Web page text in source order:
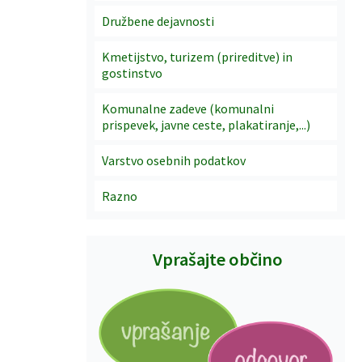
Družbene dejavnosti
Kmetijstvo, turizem (prireditve) in
gostinstvo
Komunalne zadeve (komunalni
prispevek, javne ceste, plakatiranje,...)
Varstvo osebnih podatkov
Razno
Vprašajte občino